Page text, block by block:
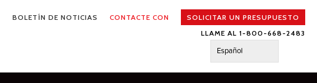
BOLETÍN DE NOTICIAS CONTACTE CON
SOLICITAR UN PRESUPUESTO
LLAME AL 1-800-668-2483
Español